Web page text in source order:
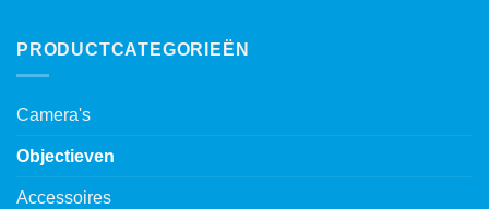
PRODUCTCATEGORIEËN
Camera's
Objectieven
Accessoires